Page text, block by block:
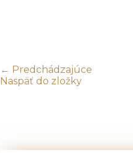
← Predchádzajúce
Naspäť do zložky